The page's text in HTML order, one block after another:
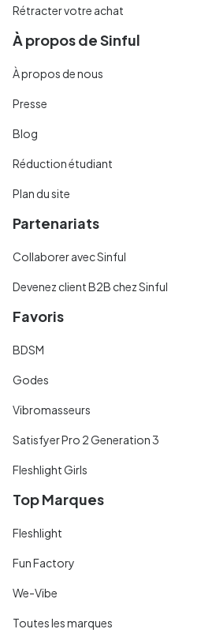
Rétracter votre achat
À propos de Sinful
À propos de nous
Presse
Blog
Réduction étudiant
Plan du site
Partenariats
Collaborer avec Sinful
Devenez client B2B chez Sinful
Favoris
BDSM
Godes
Vibromasseurs
Satisfyer Pro 2 Generation 3
Fleshlight Girls
Top Marques
Fleshlight
Fun Factory
We-Vibe
Toutes les marques